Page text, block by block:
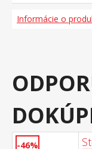
Informácie o
-46%